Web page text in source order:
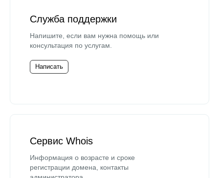
Служба поддержки
Напишите, если вам нужна помощь или
консультация по услугам.
Написать
Сервис Whois
Информация о возрасте и сроке
регистрации домена, контакты